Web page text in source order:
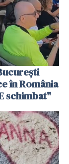
în România
schimbat"